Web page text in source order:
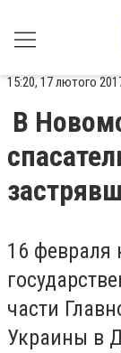
15:20, 17 лютого
В
16 февраля
части
Украины в